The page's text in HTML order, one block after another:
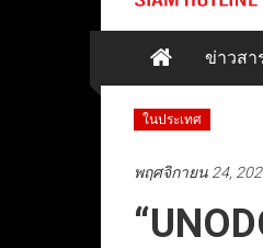
ข่าวสา
ในประเทศ
พฤศจิกายน 24,